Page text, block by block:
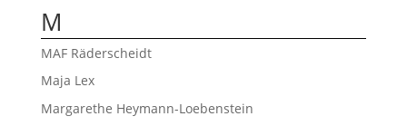
M
MAF Räderscheidt
Maja Lex
Margarethe Heymann-Loebenstein